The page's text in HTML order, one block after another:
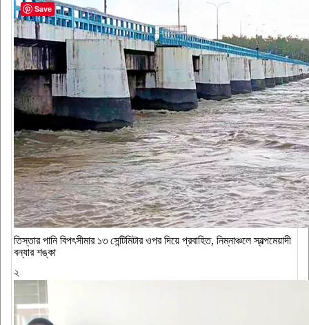
‎তিস্তার পানি বিপৎসীমার ১৩ সেন্টিমিটার ওপর দিয়ে প্রবাহিত, নিম্নাঞ্চলে স্বল্পমেয়াদী
বন্যার শঙ্কা
২
Save